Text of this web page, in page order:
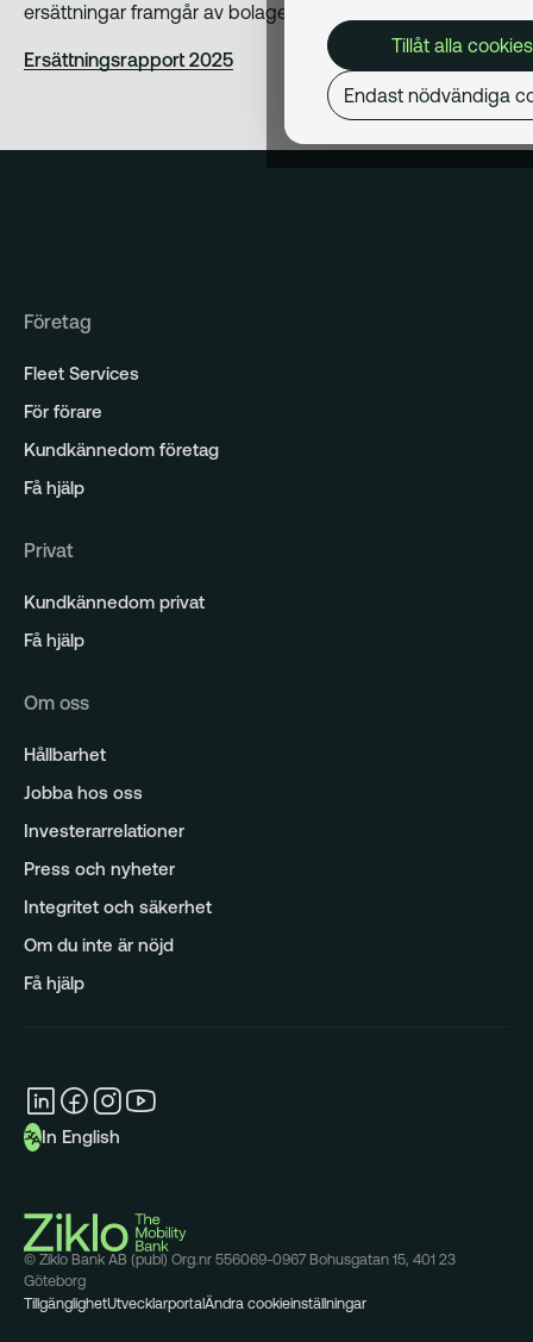
ersättningar framgår av bolagets årsredovisning Not 12.
Ersättningsrapport 2025
Företag
Fleet Services
För förare
Kundkännedom företag
Få hjälp
Privat
Kundkännedom privat
Få hjälp
Om oss
Hållbarhet
Jobba hos oss
Investerarrelationer
Press och nyheter
Integritet och säkerhet
Om du inte är nöjd
Få hjälp
In English
© Ziklo Bank AB (publ) Org.nr 556069-0967 Bohusgatan 15, 401 23
Göteborg
TillgänglighetUtvecklarportalÄndra cookieinställningar
Cookiepolicykan du
om hur vi använder
och hur du kan undvika
Mer om behandling av
personuppgifter hittar
Tillåt alla cookies
Endast nödvändiga